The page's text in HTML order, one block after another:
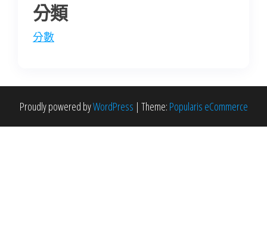
分類
分數
Proudly powered byWordPress | Theme: Popularis eCommerce